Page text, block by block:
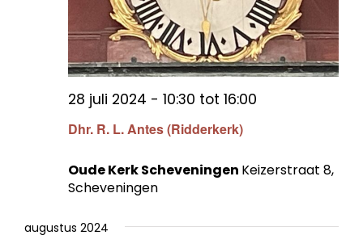
Dhr. R. L. Antes (Ridderkerk)
28 juli 2024 - 10:30 tot 16:00
Oude Kerk Scheveningen Keizerstraat 8,
Scheveningen
augustus 2024